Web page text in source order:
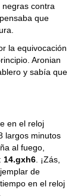
contra
que
la equivocación
Aronian
y sabía que
en el reloj
largos minutos
al fuego,
14.gxh6 . ¡Zás,
de
en el reloj